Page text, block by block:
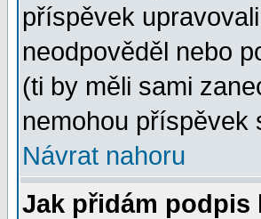
příspěvek
neodpověděl nebo
(ti by měli sami
nemohou příspěvek
Návrat nahoru
Jak přidám podpis